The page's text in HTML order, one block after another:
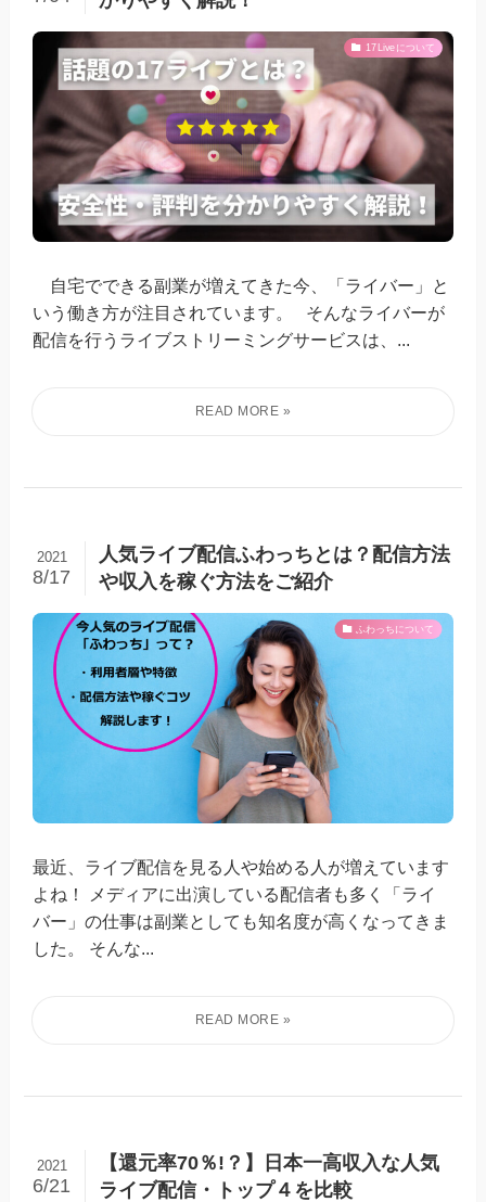
17Liveについて
自宅でできる副業が増えてきた今、「ライバー」と
いう働き方が注目されています。 そんなライバーが
配信を行うライブストリーミングサービスは、...
人気ライブ配信ふわっちとは？配信方法
や収入を稼ぐ方法をご紹介
2021
8/17
ふわっちについて
最近、ライブ配信を見る人や始める人が増えています
よね！ メディアに出演している配信者も多く「ライ
バー」の仕事は副業としても知名度が高くなってきま
した。 そんな...
【還元率70％!？】日本一高収入な人気
ライブ配信・トップ４を比較
2021
6/21